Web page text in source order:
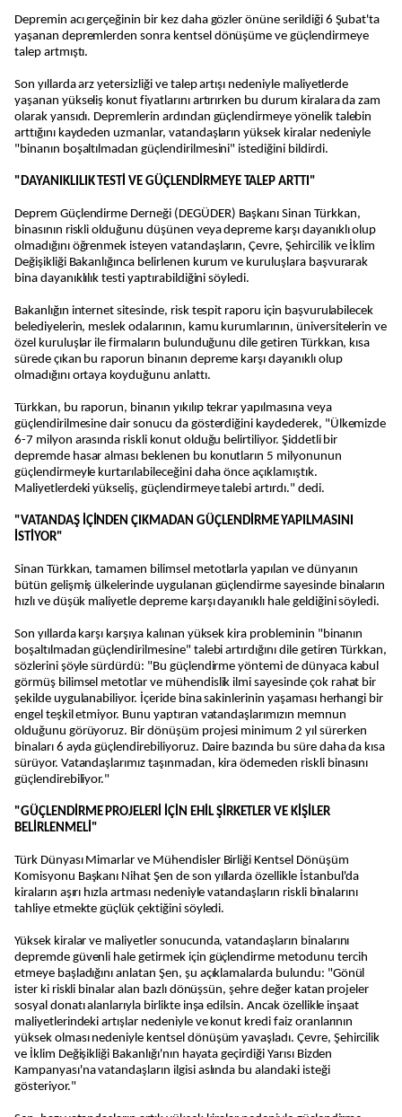
Depremin acı gerçeğinin bir kez daha gözler önüne serildiği 6 Şubat'ta
yaşanan depremlerden sonra kentsel dönüşüme ve güçlendirmeye
talep artmıştı.
Son yıllarda arz yetersizliği ve talep artışı nedeniyle maliyetlerde
yaşanan yükseliş konut fiyatlarını artırırken bu durum kiralara da zam
olarak yansıdı. Depremlerin ardından güçlendirmeye yönelik talebin
arttığını kaydeden uzmanlar, vatandaşların yüksek kiralar nedeniyle
"binanın boşaltılmadan güçlendirilmesini" istediğini bildirdi.
"DAYANIKLILIK TESTİ VE GÜÇLENDİRMEYE TALEP ARTTI"
Deprem Güçlendirme Derneği (DEGÜDER) Başkanı Sinan Türkkan,
binasının riskli olduğunu düşünen veya depreme karşı dayanıklı olup
olmadığını öğrenmek isteyen vatandaşların, Çevre, Şehircilik ve İklim
Değişikliği Bakanlığınca belirlenen kurum ve kuruluşlara başvurarak
bina dayanıklılık testi yaptırabildiğini söyledi.
Bakanlığın internet sitesinde, risk tespit raporu için başvurulabilecek
belediyelerin, meslek odalarının, kamu kurumlarının, üniversitelerin ve
özel kuruluşlar ile firmaların bulunduğunu dile getiren Türkkan, kısa
sürede çıkan bu raporun binanın depreme karşı dayanıklı olup
olmadığını ortaya koyduğunu anlattı.
Türkkan, bu raporun, binanın yıkılıp tekrar yapılmasına veya
güçlendirilmesine dair sonucu da gösterdiğini kaydederek, "Ülkemizde
6-7 milyon arasında riskli konut olduğu belirtiliyor. Şiddetli bir
depremde hasar alması beklenen bu konutların 5 milyonunun
güçlendirmeyle kurtarılabileceğini daha önce açıklamıştık.
Maliyetlerdeki yükseliş, güçlendirmeye talebi artırdı." dedi.
"VATANDAŞ İÇİNDEN ÇIKMADAN GÜÇLENDİRME YAPILMASINI
İSTİYOR"
Sinan Türkkan, tamamen bilimsel metotlarla yapılan ve dünyanın
bütün gelişmiş ülkelerinde uygulanan güçlendirme sayesinde binaların
hızlı ve düşük maliyetle depreme karşı dayanıklı hale geldiğini söyledi.
Son yıllarda karşı karşıya kalınan yüksek kira probleminin "binanın
boşaltılmadan güçlendirilmesine" talebi artırdığını dile getiren Türkkan,
sözlerini şöyle sürdürdü: "Bu güçlendirme yöntemi de dünyaca kabul
görmüş bilimsel metotlar ve mühendislik ilmi sayesinde çok rahat bir
şekilde uygulanabiliyor. İçeride bina sakinlerinin yaşaması herhangi bir
engel teşkil etmiyor. Bunu yaptıran vatandaşlarımızın memnun
olduğunu görüyoruz. Bir dönüşüm projesi minimum 2 yıl sürerken
binaları 6 ayda güçlendirebiliyoruz. Daire bazında bu süre daha da kısa
sürüyor. Vatandaşlarımız taşınmadan, kira ödemeden riskli binasını
güçlendirebiliyor."
"GÜÇLENDİRME PROJELERİ İÇİN EHİL ŞİRKETLER VE KİŞİLER
BELİRLENMELİ"
Türk Dünyası Mimarlar ve Mühendisler Birliği Kentsel Dönüşüm
Komisyonu Başkanı Nihat Şen de son yıllarda özellikle İstanbul'da
kiraların aşırı hızla artması nedeniyle vatandaşların riskli binalarını
tahliye etmekte güçlük çektiğini söyledi.
Yüksek kiralar ve maliyetler sonucunda, vatandaşların binalarını
depremde güvenli hale getirmek için güçlendirme metodunu tercih
etmeye başladığını anlatan Şen, şu açıklamalarda bulundu: "Gönül
ister ki riskli binalar alan bazlı dönüşsün, şehre değer katan projeler
sosyal donatı alanlarıyla birlikte inşa edilsin. Ancak özellikle inşaat
maliyetlerindeki artışlar nedeniyle ve konut kredi faiz oranlarının
yüksek olması nedeniyle kentsel dönüşüm yavaşladı. Çevre, Şehircilik
ve İklim Değişikliği Bakanlığı'nın hayata geçirdiği Yarısı Bizden
Kampanyası'na vatandaşların ilgisi aslında bu alandaki isteği
gösteriyor."